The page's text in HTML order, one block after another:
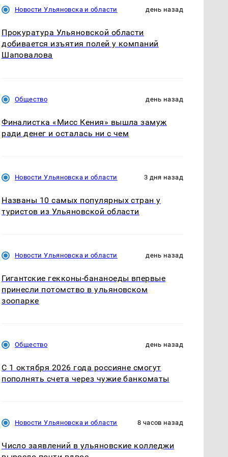
Новости Ульяновска и области день назад
Прокуратура Ульяновской области
добивается изъятия полей у компаний
Шаповалова
Общество день назад
Финалистка «Мисс Кения» вышла замуж
ради денег и осталась ни с чем
Новости Ульяновска и области 3 дня назад
Названы 10 самых популярных стран у
туристов из Ульяновской области
Новости Ульяновска и области день назад
Гигантские гекконы-бананоеды впервые
принесли потомство в ульяновском
зоопарке
Общество день назад
С 1 октября 2026 года россияне смогут
пополнять счета через чужие банкоматы
Новости Ульяновска и области 8 часов назад
Число заявлений в ульяновские колледжи